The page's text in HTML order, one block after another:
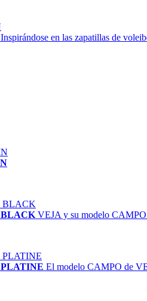
Inspirándose en las zapatillas de
VEJA y su modelo
El modelo CAMPO de